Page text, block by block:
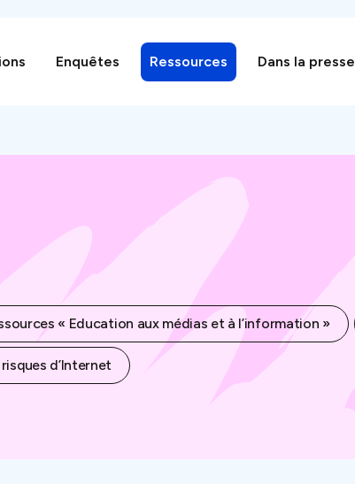
Enquêtes Ressources Dans la presse
« Education aux médias et à l’information »
d’Internet